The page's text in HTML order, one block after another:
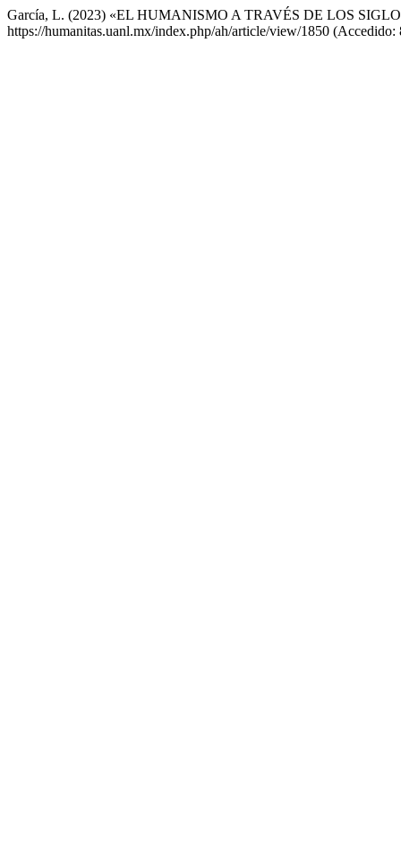
García, L. (2023) «EL HUMANISMO A TRAVÉS DE LOS
https://humanitas.uanl.mx/index.php/ah/article/view/1850 (Accedido: